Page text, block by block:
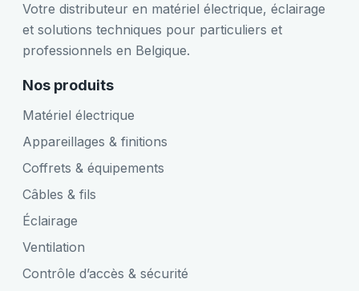
Votre distributeur en matériel électrique, éclairage
et solutions techniques pour particuliers et
professionnels en Belgique.
Nos produits
Matériel électrique
Appareillages & finitions
Coffrets & équipements
Câbles & fils
Éclairage
Ventilation
Contrôle d’accès & sécurité